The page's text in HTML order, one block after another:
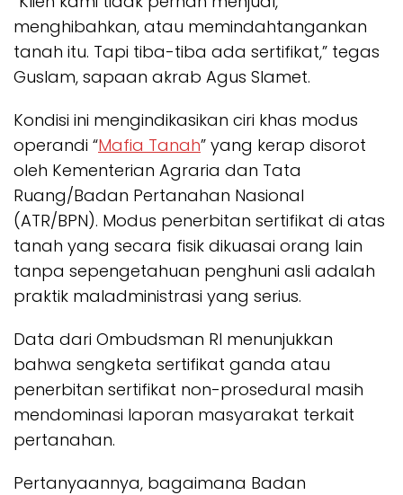
menghibahkan, atau memindahtangankan
tanah itu. Tapi tiba-tiba ada sertifikat,” tegas
Guslam, sapaan akrab Agus Slamet.
Kondisi ini mengindikasikan ciri khas modus
operandi “Mafia Tanah” yang kerap disorot
oleh Kementerian Agraria dan Tata
Ruang/Badan Pertanahan Nasional
(ATR/BPN). Modus penerbitan sertifikat di atas
tanah yang secara fisik dikuasai orang lain
tanpa sepengetahuan penghuni asli adalah
praktik maladministrasi yang serius.
Data dari Ombudsman RI menunjukkan
bahwa sengketa sertifikat ganda atau
penerbitan sertifikat non-prosedural masih
mendominasi laporan masyarakat terkait
pertanahan.
Pertanyaannya, bagaimana Badan